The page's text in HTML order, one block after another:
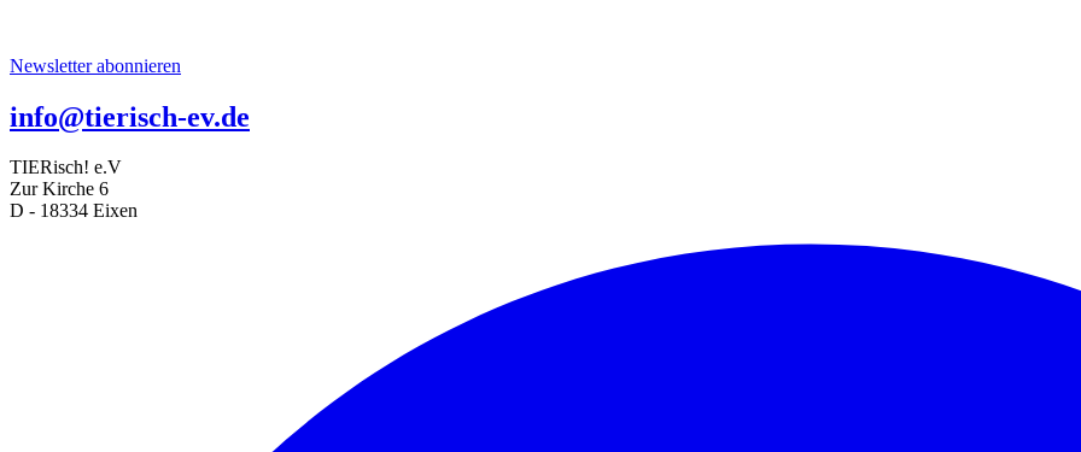
Newsletter abonnieren
info@tierisch-ev.de
TIERisch! e.V
Zur Kirche 6
D - 18334 Eixen